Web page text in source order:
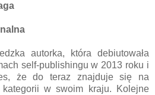
autorka, która debiutowała
self-publishingu w 2013 roku i
że do teraz znajduje się na
w swoim kraju. Kolejne